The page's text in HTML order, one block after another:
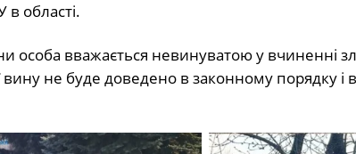
області.
особа вважається невинуватою у вчиненні
не буде доведено в законному порядку і